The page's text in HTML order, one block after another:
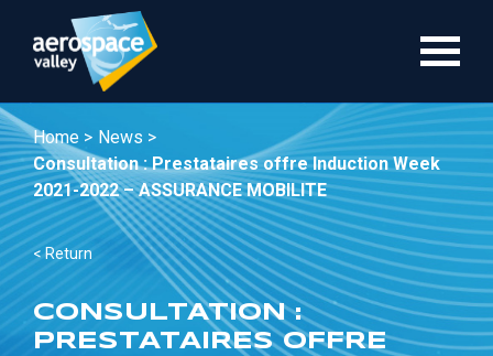
main
Home > News >
Consultation : Prestataires offre Induction Week
2021-2022 – ASSURANCE MOBILITE
< Return
CONSULTATION :
PRESTATAIRES OFFRE